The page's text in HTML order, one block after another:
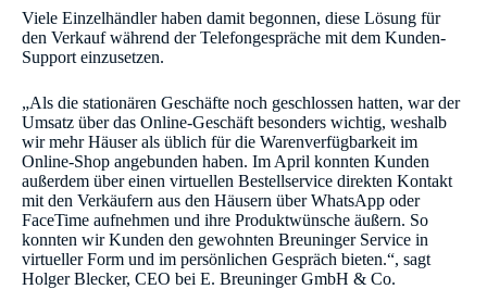
Viele Einzelhändler haben damit begonnen, diese Lösung für
den Verkauf während der Telefongespräche mit dem Kunden-
Support einzusetzen.
„Als die stationären Geschäfte noch geschlossen hatten, war der
Umsatz über das Online-Geschäft besonders wichtig, weshalb
wir mehr Häuser als üblich für die Warenverfügbarkeit im
Online-Shop angebunden haben. Im April konnten Kunden
außerdem über einen virtuellen Bestellservice direkten Kontakt
mit den Verkäufern aus den Häusern über WhatsApp oder
FaceTime aufnehmen und ihre Produktwünsche äußern. So
konnten wir Kunden den gewohnten Breuninger Service in
virtueller Form und im persönlichen Gespräch bieten.“, sagt
Holger Blecker, CEO bei E. Breuninger GmbH & Co.